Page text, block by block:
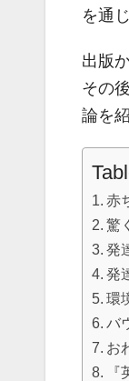
を通
出版
その
論を
赤
驚
発
発
環
バ
お